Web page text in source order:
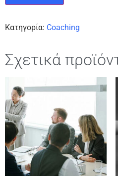
Κατηγορία: Coaching
Σχετικά